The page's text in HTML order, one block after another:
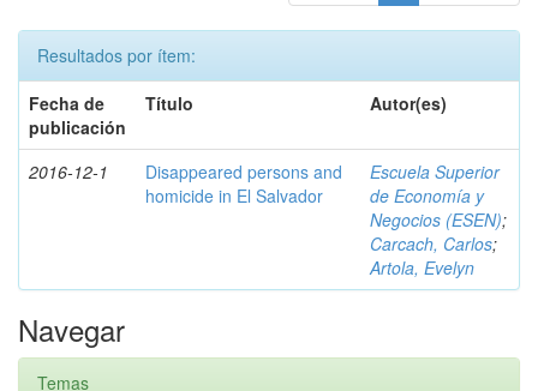
Resultados por ítem:
Fecha de
publicación
Título Autor(es)
2016-12-1
Disappeared persons and
homicide in El Salvador
Escuela Superior
de Economía y
Negocios (ESEN);
Carcach, Carlos;
Artola, Evelyn
Navegar
Temas